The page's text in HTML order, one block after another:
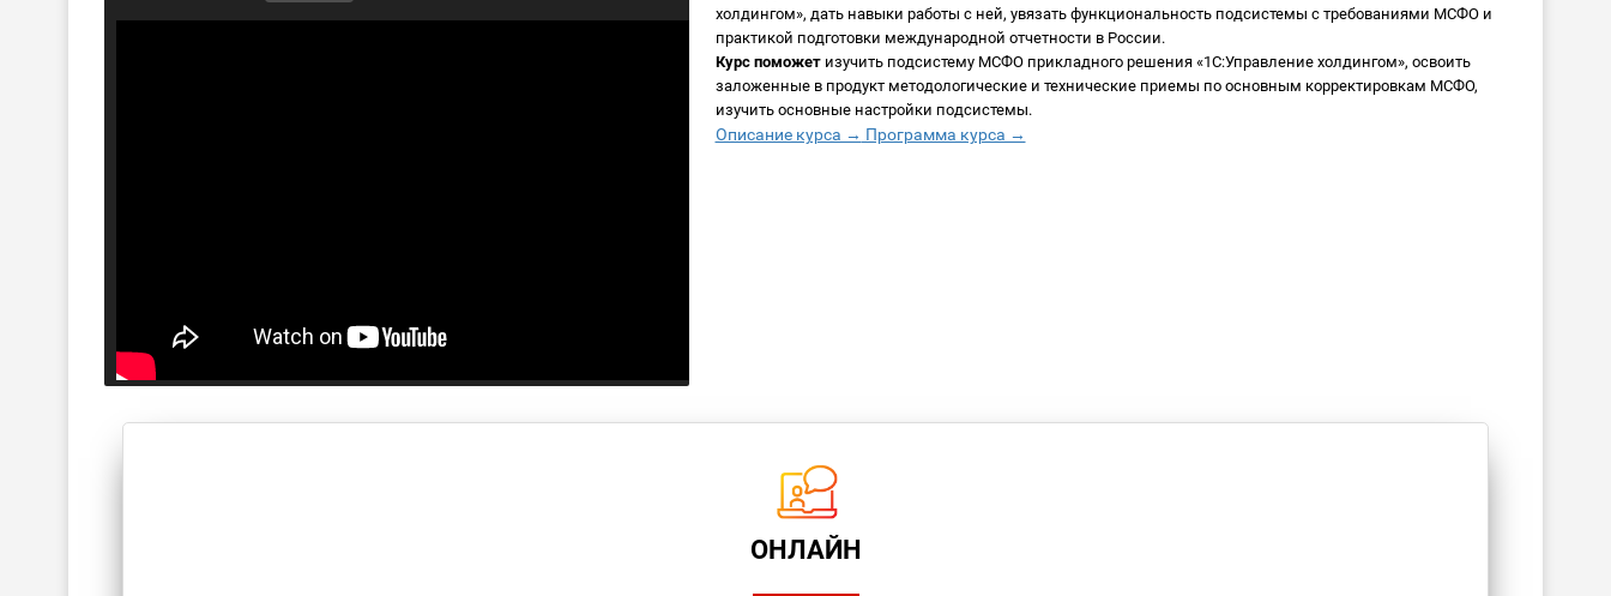
холдингом», дать навыки работы с ней, увязать функциональность подсистемы с требованиями МСФО и
практикой подготовки международной отчетности в России.
Курс поможетизучить подсистему МСФО прикладного решения «1С:Управление холдингом», освоить
заложенные в продукт методологические и технические приемы по основным корректировкам МСФО,
изучить основные настройки подсистемы.
Описание курса → Программа курса →
ОНЛАЙН